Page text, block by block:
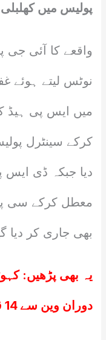
پولیس میں
واقعے کا آئی جی
نوٹس لیتے ہوئے
میں ایس پی ہیڈ
کرکے سینٹرل
دیا جبکہ ڈی ایس
معطل کرکے سی پی
بھی جاری کر دیا
یہ بھی پڑھیں:
دوران وین سے 14 قیدی فرار